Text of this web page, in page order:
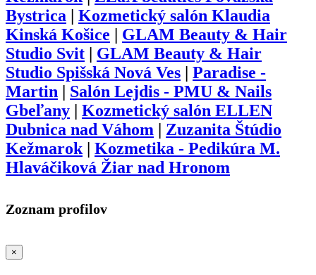
Bystrica
Kozmetický salón Klaudia
Kinská Košice
GLAM Beauty & Hair
Studio Svit
GLAM Beauty & Hair
Studio Spišská Nová Ves
Paradise -
Martin
Salón Lejdis - PMU & Nails
Gbeľany
Kozmetický salón ELLEN
Dubnica nad Váhom
Zuzanita Štúdio
Kežmarok| Kozmetika - Pedikúra M.
Hlaváčiková Žiar nad Hronom
Zoznam profilov
×